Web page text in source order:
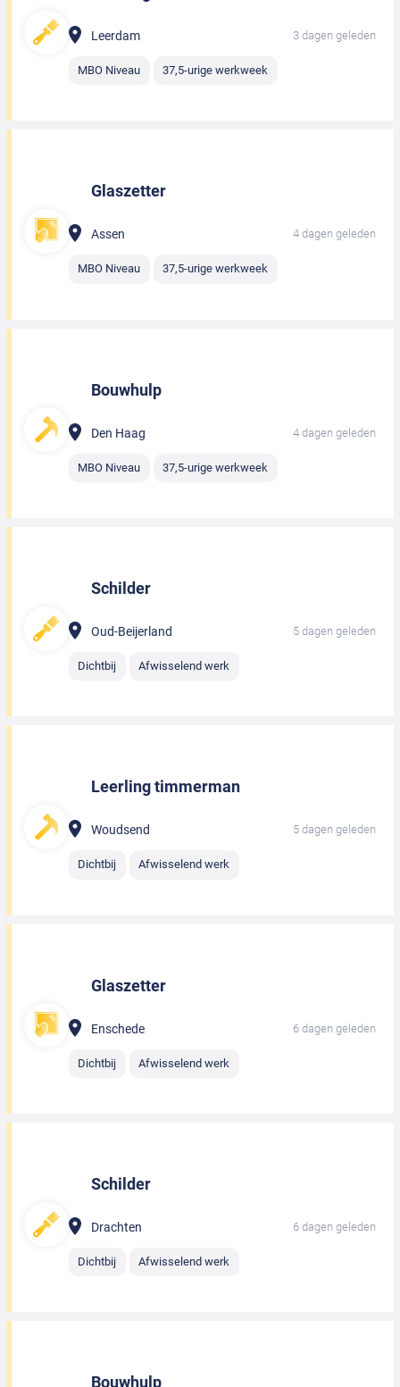
Leerdam 3 dagen geleden
MBO Niveau 37,5-urige werkweek
Glaszetter
Assen 4 dagen geleden
MBO Niveau 37,5-urige werkweek
Bouwhulp
Den Haag 4 dagen geleden
MBO Niveau 37,5-urige werkweek
Schilder
Oud-Beijerland 5 dagen geleden
Dichtbij Afwisselend werk
Leerling timmerman
Woudsend 5 dagen geleden
Dichtbij Afwisselend werk
Glaszetter
Enschede 6 dagen geleden
Dichtbij Afwisselend werk
Schilder
Drachten 6 dagen geleden
Dichtbij Afwisselend werk
Bouwhulp